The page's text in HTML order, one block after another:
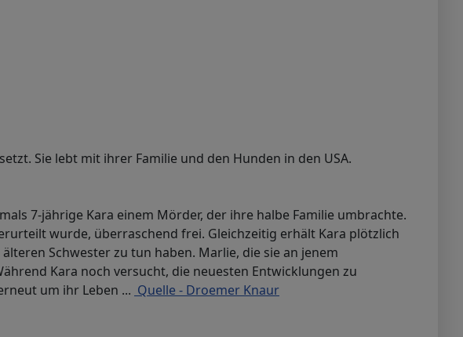
Sie lebt mit ihrer Familie und den Hunden in den USA.
7-jährige Kara einem Mörder, der ihre halbe Familie umbrachte.
wurde, überraschend frei. Gleichzeitig erhält Kara plötzlich
Schwester zu tun haben. Marlie, die sie an jenem
Kara noch versucht, die neuesten Entwicklungen zu
um ihr Leben ... Quelle - Droemer Knaur